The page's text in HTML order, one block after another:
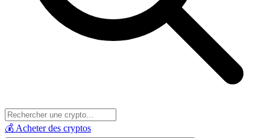
💰 Acheter des cryptos